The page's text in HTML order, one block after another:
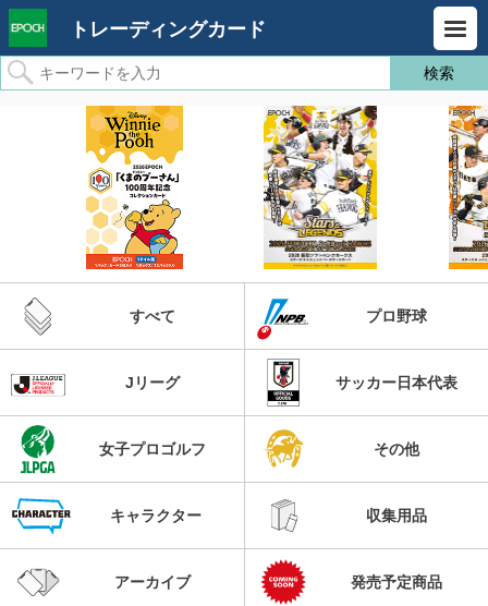
トレーディングカード
すべて プロ野球
Jリーグ サッカー日本代表
女子プロゴルフ その他
キャラクター 収集用品
アーカイブ 発売予定商品